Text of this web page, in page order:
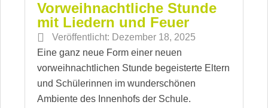
Vorweihnachtliche Stunde
mit Liedern und Feuer
Veröffentlicht: Dezember 18, 2025
Eine ganz neue Form einer neuen
vorweihnachtlichen Stunde begeisterte Eltern
und Schülerinnen im wunderschönen
Ambiente des Innenhofs der Schule.